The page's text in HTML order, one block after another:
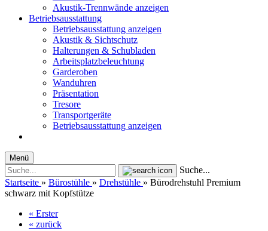
Akustik-Trennwände anzeigen
Betriebsausstattung
Betriebsausstattung anzeigen
Akustik & Sichtschutz
Halterungen & Schubladen
Arbeitsplatzbeleuchtung
Garderoben
Wanduhren
Präsentation
Tresore
Transportgeräte
Betriebsausstattung anzeigen
Menü
Suche...
Startseite » Bürostühle » Drehstühle » Bürodrehstuhl Premium
schwarz mit Kopfstütze
« Erster
« zurück